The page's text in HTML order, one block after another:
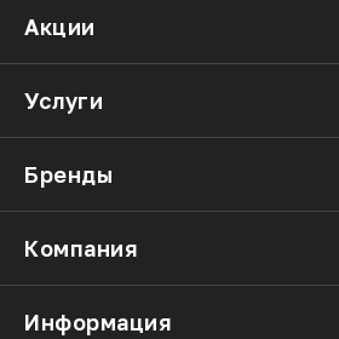
Акции
Услуги
Бренды
Компания
Информация